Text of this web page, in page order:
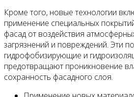
Кроме того, новые технологии
применение специальных
фасад от воздействия
загрязнений и повреждений. Эти
гидрофобизирующие и
предотвращают проникновение
сохранность фасадного слоя.